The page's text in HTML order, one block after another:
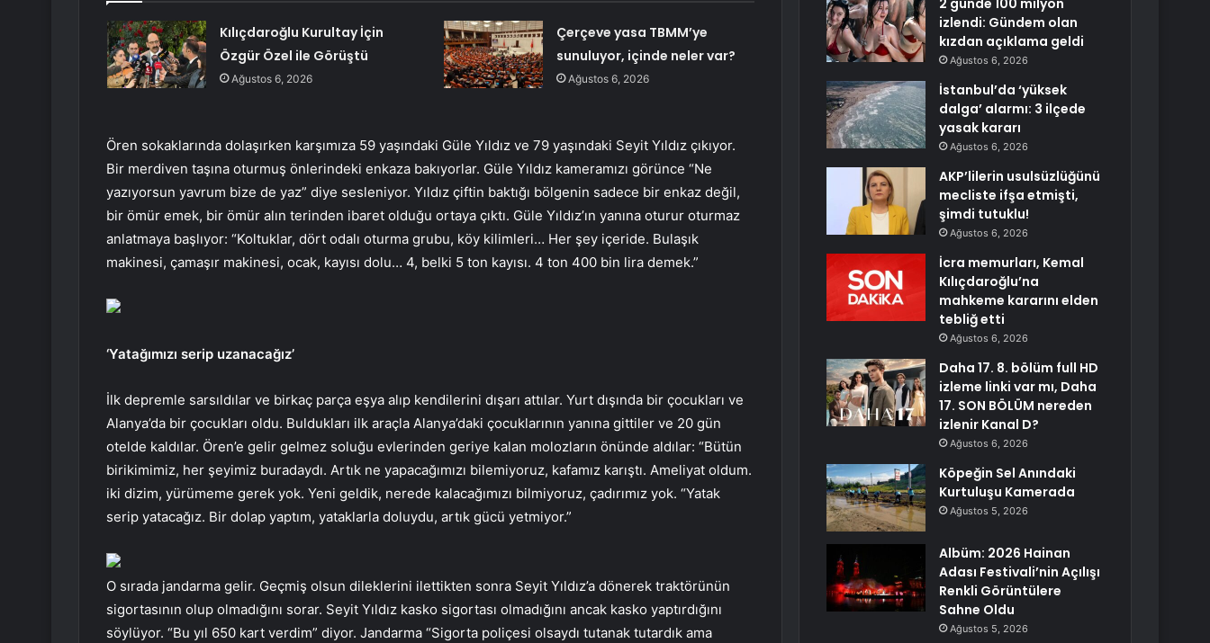
Kılıçdaroğlu Kurultay İçin
Özgür Özel ile Görüştü
Ağustos 6, 2026
Çerçeve yasa TBMM’ye
sunuluyor, içinde neler var?
Ağustos 6, 2026
Ören sokaklarında dolaşırken karşımıza 59 yaşındaki Güle Yıldız ve 79 yaşındaki Seyit Yıldız çıkıyor.
Bir merdiven taşına oturmuş önlerindeki enkaza bakıyorlar. Güle Yıldız kameramızı görünce “Ne
yazıyorsun yavrum bize de yaz” diye sesleniyor. Yıldız çiftin baktığı bölgenin sadece bir enkaz değil,
bir ömür emek, bir ömür alın terinden ibaret olduğu ortaya çıktı. Güle Yıldız’ın yanına oturur oturmaz
anlatmaya başlıyor: “Koltuklar, dört odalı oturma grubu, köy kilimleri… Her şey içeride. Bulaşık
makinesi, çamaşır makinesi, ocak, kayısı dolu… 4, belki 5 ton kayısı. 4 ton 400 bin lira demek.”
‘Yatağımızı serip uzanacağız’
İlk depremle sarsıldılar ve birkaç parça eşya alıp kendilerini dışarı attılar. Yurt dışında bir çocukları ve
Alanya’da bir çocukları oldu. Buldukları ilk araçla Alanya’daki çocuklarının yanına gittiler ve 20 gün
otelde kaldılar. Ören’e gelir gelmez soluğu evlerinden geriye kalan molozların önünde aldılar: “Bütün
birikimimiz, her şeyimiz buradaydı. Artık ne yapacağımızı bilemiyoruz, kafamız karıştı. Ameliyat oldum.
iki dizim, yürümeme gerek yok. Yeni geldik, nerede kalacağımızı bilmiyoruz, çadırımız yok. “Yatak
serip yatacağız. Bir dolap yaptım, yataklarla doluydu, artık gücü yetmiyor.”
O sırada jandarma gelir. Geçmiş olsun dileklerini ilettikten sonra Seyit Yıldız’a dönerek traktörünün
sigortasının olup olmadığını sorar. Seyit Yıldız kasko sigortası olmadığını ancak kasko yaptırdığını
söylüyor. “Bu yıl 650 kart verdim” diyor. Jandarma “Sigorta poliçesi olsaydı tutanak tutardık ama
2 günde 100 milyon
izlendi: Gündem olan
kızdan açıklama geldi
Ağustos 6, 2026
İstanbul’da ‘yüksek
dalga’ alarmı: 3 ilçede
yasak kararı
Ağustos 6, 2026
AKP’lilerin usulsüzlüğünü
mecliste ifşa etmişti,
şimdi tutuklu!
Ağustos 6, 2026
İcra memurları, Kemal
Kılıçdaroğlu’na
mahkeme kararını elden
tebliğ etti
Ağustos 6, 2026
Daha 17. 8. bölüm full HD
izleme linki var mı, Daha
17. SON BÖLÜM nereden
izlenir Kanal D?
Ağustos 6, 2026
Köpeğin Sel Anındaki
Kurtuluşu Kamerada
Ağustos 5, 2026
Albüm: 2026 Hainan
Adası Festivali’nin Açılışı
Renkli Görüntülere
Sahne Oldu
Ağustos 5, 2026